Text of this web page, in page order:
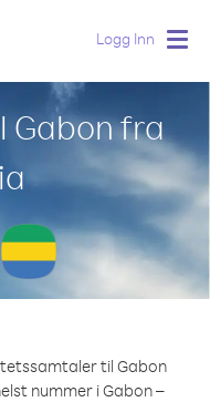
Logg Inn
Gabon fra
til Gabon
nummer i Gabon –